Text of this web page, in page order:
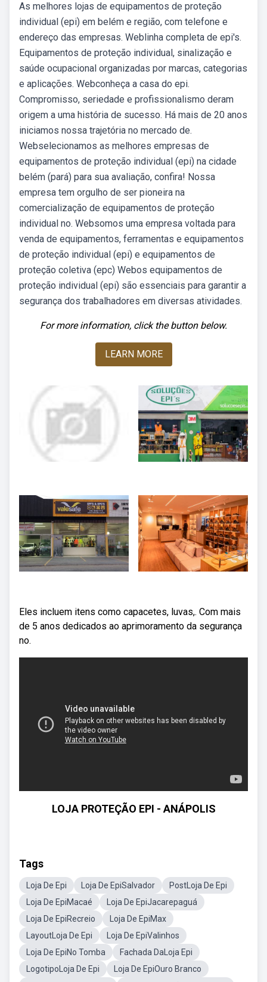
As melhores lojas de equipamentos de proteção
individual (epi) em belém e região, com telefone e
endereço das empresas. Weblinha completa de epi's.
Equipamentos de proteção individual, sinalização e
saúde ocupacional organizadas por marcas, categorias
e aplicações. Webconheça a casa do epi.
Compromisso, seriedade e profissionalismo deram
origem a uma história de sucesso. Há mais de 20 anos
iniciamos nossa trajetória no mercado de.
Webselecionamos as melhores empresas de
equipamentos de proteção individual (epi) na cidade
belém (pará) para sua avaliação, confira! Nossa
empresa tem orgulho de ser pioneira na
comercialização de equipamentos de proteção
individual no. Websomos uma empresa voltada para
venda de equipamentos, ferramentas e equipamentos
de proteção individual (epi) e equipamentos de
proteção coletiva (epc) Webos equipamentos de
proteção individual (epi) são essenciais para garantir a
segurança dos trabalhadores em diversas atividades.
For more information, click the button below.
LEARN MORE
Eles incluem itens como capacetes, luvas,. Com mais
de 5 anos dedicados ao aprimoramento da segurança
no.
LOJA PROTEÇÃO EPI - ANÁPOLIS
Tags
Loja De Epi Loja De EpiSalvador
PostLoja De Epi
Loja De EpiMacaé
Loja De EpiJacarepaguá
Loja De EpiRecreio
Loja De EpiMax
LayoutLoja De Epi
Loja De EpiValinhos
Loja De EpiNo Tomba
Fachada DaLoja Epi
LogotipoLoja De Epi
Loja De EpiOuro Branco